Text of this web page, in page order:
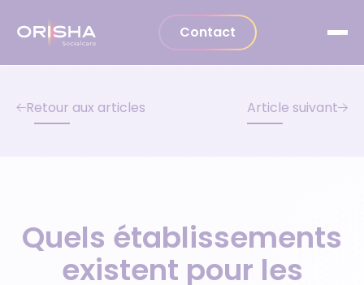
Contact
Retour aux articles Article suivant
Quels établissements
existent pour les